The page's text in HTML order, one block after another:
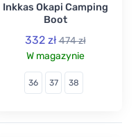
Inkkas Okapi Camping
Boot
332 zł 474 zł
W magazynie
36 37 38